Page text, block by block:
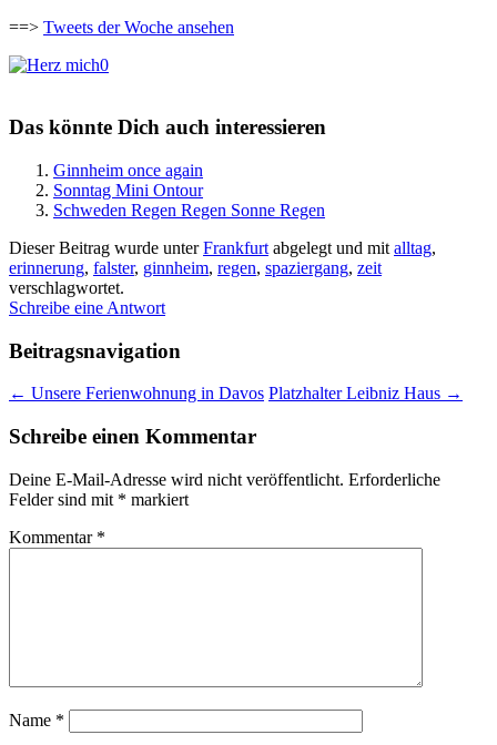
==> Tweets der Woche ansehen
0
Das könnte Dich auch interessieren
Ginnheim once again
Sonntag Mini Ontour
Schweden Regen Regen Sonne Regen
Dieser Beitrag wurde unterFrankfurt abgelegt und mit alltag,
erinnerung, falster, ginnheim, regen, spaziergang, zeit
verschlagwortet.
Schreibe eine Antwort
Beitragsnavigation
← Unsere Ferienwohnung in Davos Platzhalter Leibniz Haus →
Schreibe einen Kommentar
Deine E-Mail-Adresse wird nicht veröffentlicht. Erforderliche
Felder sind mit * markiert
Kommentar *
Name *